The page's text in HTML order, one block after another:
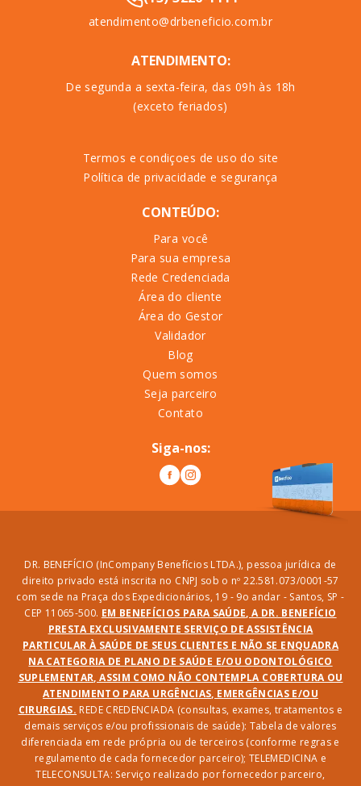
atendimento@drbeneficio.com.br
ATENDIMENTO:
De segunda a sexta-feira, das 09h às 18h
(exceto feriados)
Termos e condiçoes de uso do site
Política de privacidade e segurança
CONTEÚDO:
Para você
Para sua empresa
Rede Credenciada
Área do cliente
Área do Gestor
Validador
Blog
Quem somos
Seja parceiro
Contato
Siga-nos:
DR. BENEFÍCIO (InCompany Benefícios LTDA.), pessoa jurídica de
direito privado está inscrita no CNPJ sob o nº 22.581.073/0001-57
com sede na Praça dos Expedicionários, 19 - 9o andar - Santos, SP -
CEP 11065-500. EM BENEFÍCIOS PARA SAÚDE, A DR. BENEFÍCIO
PRESTA EXCLUSIVAMENTE SERVIÇO DE ASSISTÊNCIA
PARTICULAR À SAÚDE DE SEUS CLIENTES E NÃO SE ENQUADRA
NA CATEGORIA DE PLANO DE SAÚDE E/OU ODONTOLÓGICO
SUPLEMENTAR, ASSIM COMO NÃO CONTEMPLA COBERTURA OU
ATENDIMENTO PARA URGÊNCIAS, EMERGÊNCIAS E/OU
CIRURGIAS. REDE CREDENCIADA (consultas, exames, tratamentos e
demais serviços e/ou profissionais de saúde): Tabela de valores
diferenciada em rede própria ou de terceiros (conforme regras e
regulamento de cada fornecedor parceiro); TELEMEDICINA e
TELECONSULTA: Serviço realizado por fornecedor parceiro,